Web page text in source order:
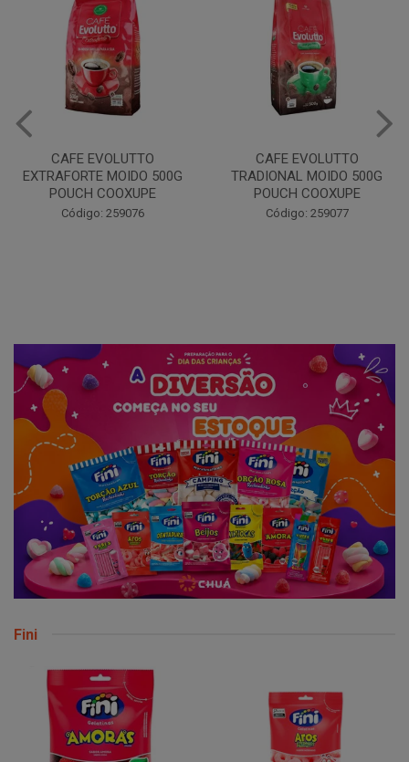
CAFE EVOLUTTO
EXTRAFORTE MOIDO 500G
POUCH COOXUPE
Código: 259076
CAFE EVOLUTTO
TRADIONAL MOIDO 500G
POUCH COOXUPE
Código: 259077
Fini